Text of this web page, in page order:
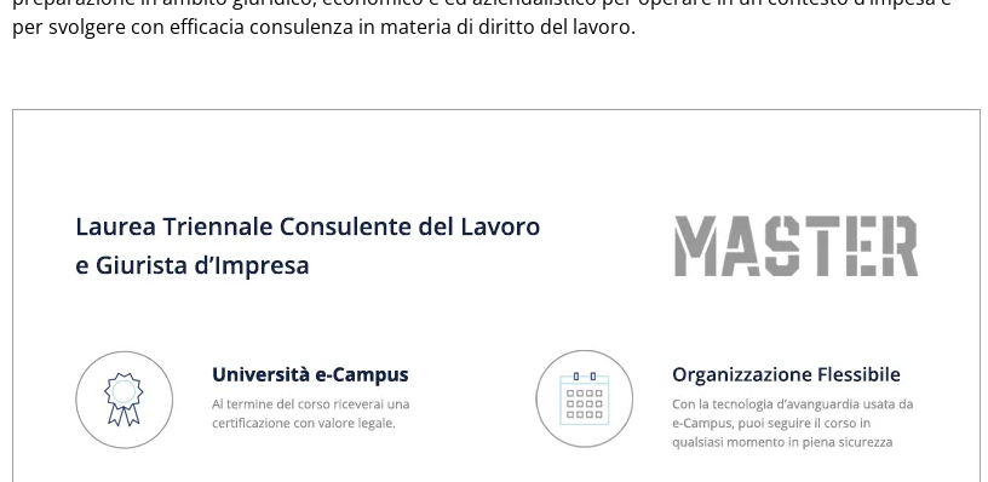
per svolgere con efficacia consulenza in materia di diritto del lavoro.